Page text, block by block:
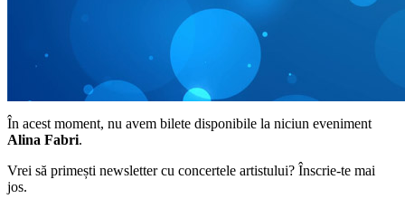
În acest moment, nu avem bilete disponibile la niciun eveniment
Alina Fabri.
Vrei să primești newsletter cu concertele artistului? Înscrie-te mai
jos.